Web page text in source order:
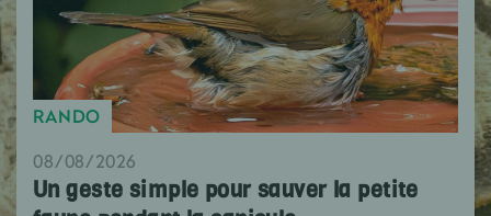
RANDO
08/08/2026
Un geste simple pour sauver la petite